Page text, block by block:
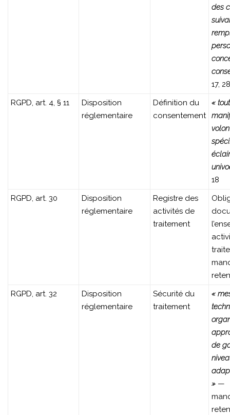
des
17,
RGPD, art. 4, § 11
Disposition
réglementaire
Définition du
consentement
«
18
RGPD, art. 30
Disposition
réglementaire
Registre des
activités de
traitement
RGPD, art. 32
Disposition
réglementaire
Sécurité du
traitement
«
de
» —